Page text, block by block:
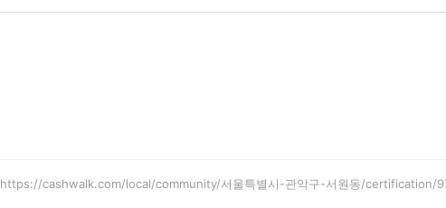
https://cashwalk.com/local/community/서울특별시-관악구-서원동/certification/